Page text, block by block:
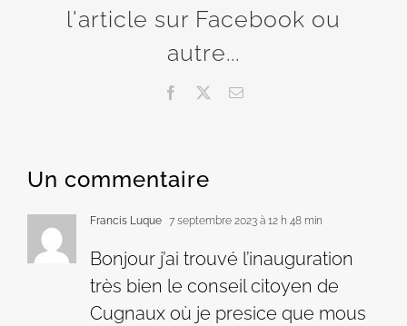
l'article sur Facebook ou
autre...
Facebook Email
Un commentaire
Francis Luque 7 septembre 2023 à 12 h 48 min
Bonjour j’ai trouvé l’inauguration
très bien le conseil citoyen de
Cugnaux où je presice que mous